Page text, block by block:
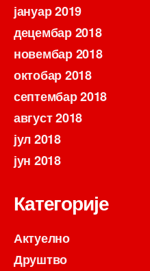
јануар 2019
децембар 2018
новембар 2018
октобар 2018
септембар 2018
август 2018
јул 2018
јун 2018
Категорије
Актуелно
Друштво